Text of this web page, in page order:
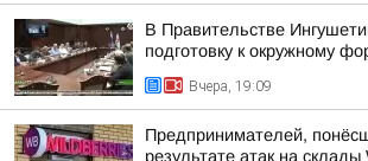
В Правительстве
подготовку к окружному
Вчера, 19:09
Предпринимателей,
результате атак на